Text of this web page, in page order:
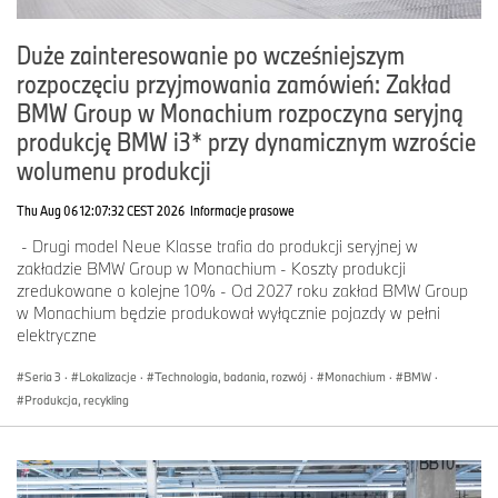
jednostki sterujące. W ten sposób w pełni wykorzystywany jest
dostarczania mocy, płynnego przenoszenia mocy, zwinności,
stabilności i wydajności.
W połączeniu z oprogramowaniem BMW Dynamic Performance
Control, opracowanym w całości przez firmę, system Heart of Joy
oblicza wszystkie parametry dynamiki jazdy z nową szybkością i
precyzją. Kierowca i pasażerowie nowego BMW iX3 doświadczają
niezależnie od sytuacji. Każdy ruch pedału gazu, hamulca i
kierownicy jest wykonywany bezpośrednio, pewnie i precyzyjnie.
Najwyższa przyczepność i – dzięki unikalnej funkcji Soft Stop –
najpłynniejszy proces hamowania, jaki kiedykolwiek osiągnięto w
samochodzie BMW, to tylko niektóre z jego zalet. Ponadto
wydajność nowego BMW iX3 jest zoptymalizowana dzięki
hamulcowym i odzyskiwaniem energii. W codziennej jeździe 98%
manewrów hamowania jest wykonywanych wyłącznie przy użyciu
rekuperacji, bez stosowania hamulców ciernych. Jedynymi
awaryjne i bardzo sportowa jazda.
Duże zainteresowanie po wcześniejszym
rozpoczęciu przyjmowania zamówień: Zakład
BMW Group w Monachium rozpoczyna seryjną
produkcję BMW i3* przy dynamicznym wzroście
wolumenu produkcji
Thu Aug 06 12:07:32 CEST 2026 Informacje prasowe
- Drugi model Neue Klasse trafia do produkcji seryjnej w
zakładzie BMW Group w Monachium - Koszty produkcji
zredukowane o kolejne 10% - Od 2027 roku zakład BMW Group
w Monachium będzie produkował wyłącznie pojazdy w pełni
elektryczne
Seria 3 · Lokalizacje · Technologia, badania, rozwój · Monachium · BMW ·
Produkcja, recykling